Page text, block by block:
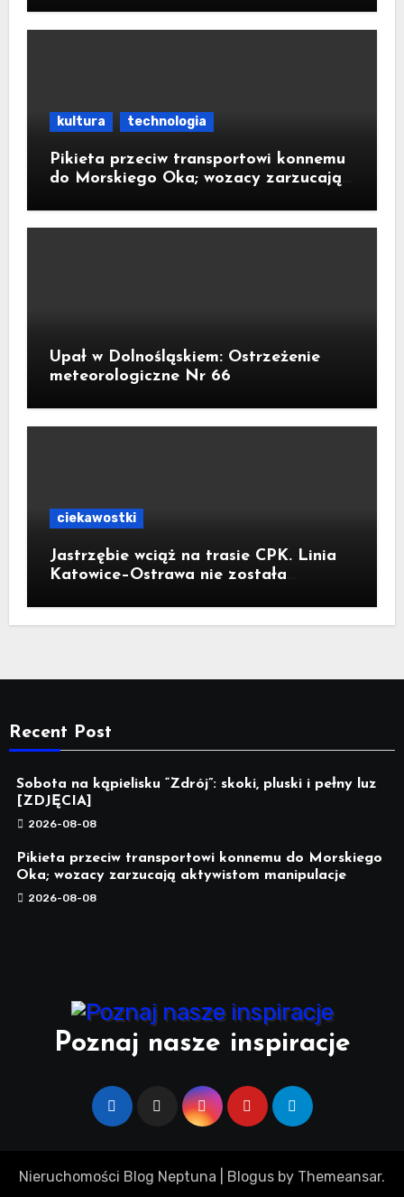
kultura technologia
Pikieta przeciw transportowi konnemu
do Morskiego Oka; wozacy zarzucają
Upał w Dolnośląskiem: Ostrzeżenie
meteorologiczne Nr 66
ciekawostki
Jastrzębie wciąż na trasie CPK. Linia
Katowice–Ostrawa nie została
Recent Post
Sobota na kąpielisku “Zdrój”: skoki, pluski i pełny luz
[ZDJĘCIA]
2026-08-08
Pikieta przeciw transportowi konnemu do Morskiego
Oka; wozacy zarzucają aktywistom manipulacje
2026-08-08
Poznaj nasze inspiracje
Nieruchomości Blog Neptuna Blogus by Themeansar.